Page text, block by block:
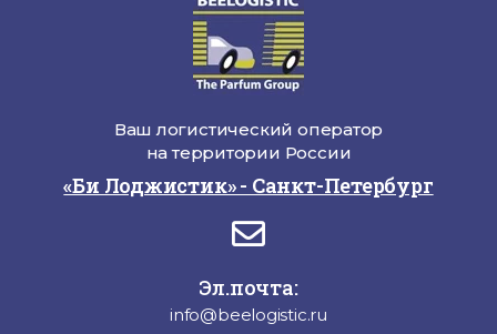
Ваш логистический оператор
на территории России
«Би Лоджистик» - Санкт-Петербург
Эл.почта:
info@beelogistic.ru